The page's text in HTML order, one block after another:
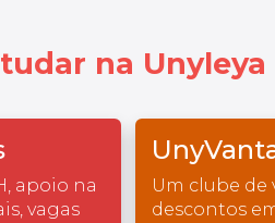
na Unyleya
apoio na
vagas
Um clube de
descontos